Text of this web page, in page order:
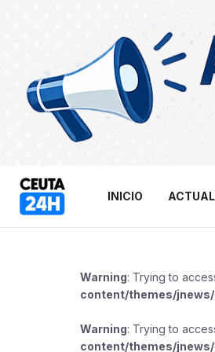
INICIO
Warning: Trying to
content/themes/
Warning: Trying to
content/themes/